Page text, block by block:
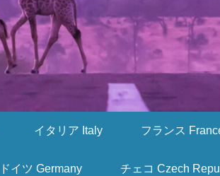
イタリア Italy フランス
ドイツ Germany チェコ Czech